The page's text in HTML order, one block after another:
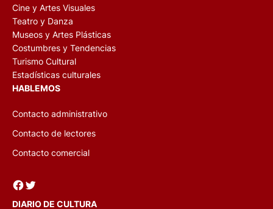
Cine y Artes Visuales
Teatro y Danza
Museos y Artes Plásticas
Costumbres y Tendencias
Turismo Cultural
Estadísticas culturales
HABLEMOS
Contacto administrativo
Contacto de lectores
Contacto comercial
Facebook Twitter
DIARIO DE CULTURA